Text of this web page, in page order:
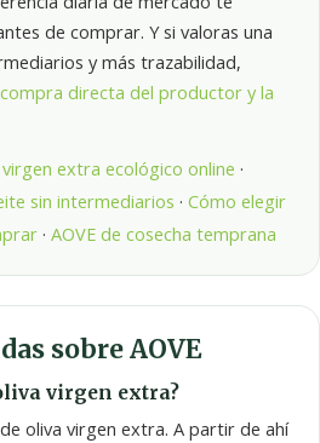
de comprar. Y si valoras una
y más trazabilidad,
compra directa del productor y la
extra ecológico online ·
sin intermediarios · Cómo elegir
· AOVE de cosecha temprana
sobre AOVE
virgen extra?
oliva virgen extra. A partir de ahí